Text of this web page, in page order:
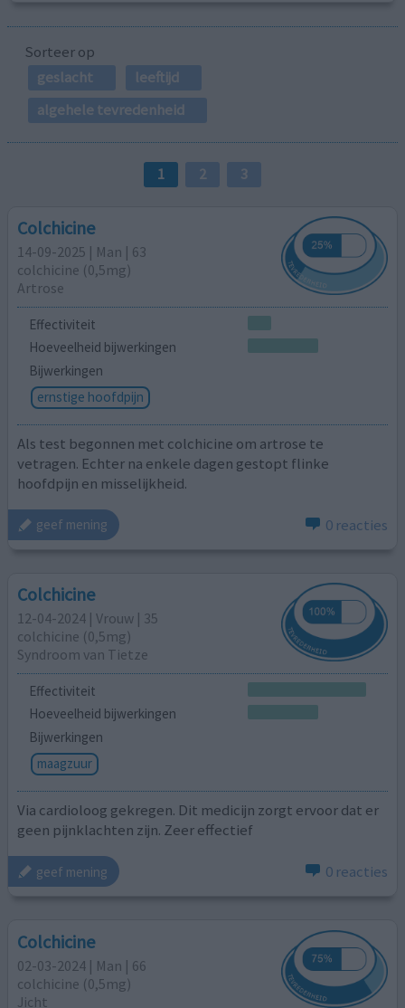
Sorteer op
geslacht
leeftijd
algehele tevredenheid
1 2 3
Colchicine
14-09-2025 | Man | 63
colchicine (0,5mg)
Artrose
Effectiviteit
Hoeveelheid bijwerkingen
Bijwerkingen
ernstige hoofdpijn
Als test begonnen met colchicine om artrose te
vetragen. Echter na enkele dagen gestopt flinke
hoofdpijn en misselijkheid.
geef mening 0 reacties
Colchicine
12-04-2024 | Vrouw | 35
colchicine (0,5mg)
Syndroom van Tietze
Effectiviteit
Hoeveelheid bijwerkingen
Bijwerkingen
maagzuur
Via cardioloog gekregen. Dit medicijn zorgt ervoor dat er
geen pijnklachten zijn. Zeer effectief
geef mening 0 reacties
Colchicine
02-03-2024 | Man | 66
colchicine (0,5mg)
Jicht